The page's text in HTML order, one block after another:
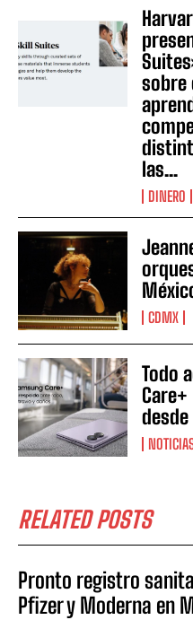
sobre
las...
DINERO
CDMX
Todo
RELATED POSTS
Pronto registro
Pfizer y Moderna en